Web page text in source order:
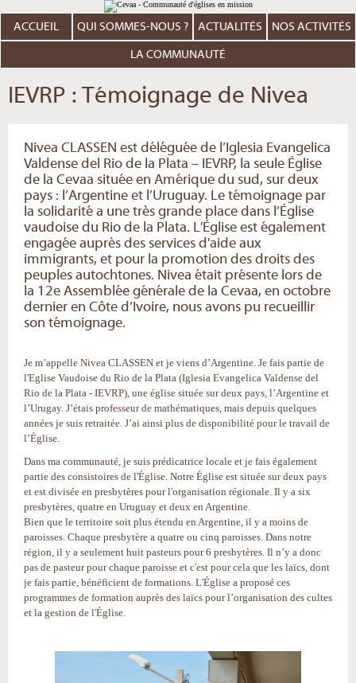
au
contenu.
Aller
personnels
ACCUEIL QUI SOMMES-NOUS ? ACTUALITÉS NOS ACTIVITÉS
LA COMMUNAUTÉ
IEVRP : Témoignage de Nivea
Nivea CLASSEN est déléguée de l’Iglesia Evangelica
Valdense del Rio de la Plata – IEVRP, la seule Église
de la Cevaa située en Amérique du sud, sur deux
pays : l’Argentine et l’Uruguay. Le témoignage par
la solidarité a une très grande place dans l’Église
vaudoise du Rio de la Plata. L'Église est également
engagée auprès des services d'aide aux
immigrants, et pour la promotion des droits des
peuples autochtones. Nivea était présente lors de
la 12e Assemblée générale de la Cevaa, en octobre
dernier en Côte d’Ivoire, nous avons pu recueillir
son témoignage.
Je m’appelle Nivea CLASSEN et je viens d’Argentine. Je fais partie de
l'Eglise Vaudoise du Rio de la Plata (Iglesia Evangelica Valdense del
Rio de la Plata - IEVRP), une église située sur deux pays, l’Argentine et
l’Urugay. J’étais professeur de mathématiques, mais depuis quelques
années je suis retraitée. J’ai ainsi plus de disponibilité pour le travail de
l’Église.
Dans ma communauté, je suis prédicatrice locale et je fais également
partie des consistoires de l'Église. Notre Église est située sur deux pays
et est divisée en presbytères pour l'organisation régionale. Il y a six
presbytères, quatre en Uruguay et deux en Argentine.
Bien que le territoire soit plus étendu en Argentine, il y a moins de
paroisses. Chaque presbytère a quatre ou cinq paroisses. Dans notre
région, il y a seulement huit pasteurs pour 6 presbytères. Il n’y a donc
pas de pasteur pour chaque paroisse et c'est pour cela que les laïcs, dont
je fais partie, bénéficient de formations. L'Église a proposé ces
programmes de formation auprès des laïcs pour l’organisation des cultes
et la gestion de l'Église.